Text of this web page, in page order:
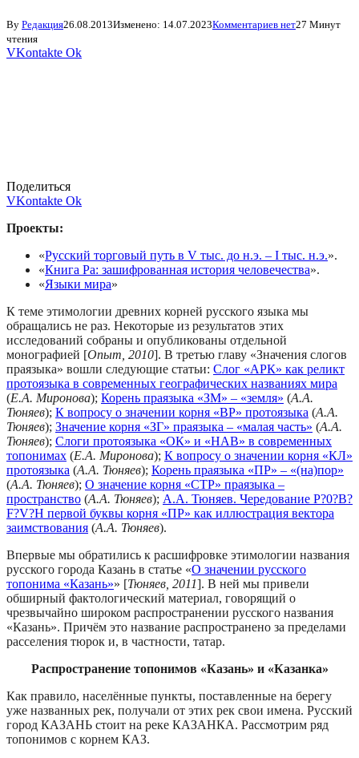
By Редакция26.08.2013Изменено: 14.07.2023Комментариев нет27 Минут
чтения
VKontakte Ok
Поделиться
VKontakte Ok
Проекты:
«Русский торговый путь в V тыс. до н.э. – I тыс. н.э.».
«Книга Ра: зашифрованная история человечества».
«Языки мира»
К теме этимологии древних корней русского языка мы
обращались не раз. Некоторые из результатов этих
исследований собраны и опубликованы отдельной
монографией [Опыт, 2010]. В третью главу «Значения слогов
праязыка» вошли следующие статьи: Слог «АРК» как реликт
протоязыка в современных географических названиях мира
(Е.А. Миронова); Корень праязыка «ЗМ» – «земля» (А.А.
Тюняев); К вопросу о значении корня «ВР» протоязыка (А.А.
Тюняев); Значение корня «ЗГ» праязыка – «малая часть» (А.А.
Тюняев); Слоги протоязыка «ОК» и «НАВ» в современных
топонимах (Е.А. Миронова); К вопросу о значении корня «КЛ»
протоязыка (А.А. Тюняев); Корень праязыка «ПР» – «(на)пор»
(А.А. Тюняев); О значение корня «СТР» праязыка –
пространство (А.А. Тюняев); А.А. Тюняев. Чередование P?0?B?
F?V?H первой буквы корня «ПР» как иллюстрация вектора
заимствования (А.А. Тюняев).
Впервые мы обратились к расшифровке этимологии названия
русского города Казань в статье «О значении русского
топонима «Казань»» [Тюняев, 2011]. В ней мы привели
обширный фактологический материал, говорящий о
чрезвычайно широком распространении русского названия
«Казань». Причём это название распространено за пределами
расселения тюрок и, в частности, татар.
Распространение топонимов «Казань» и «Казанка»
Как правило, населённые пункты, поставленные на берегу
уже названных рек, получали от этих рек свои имена. Русский
город КАЗАНЬ стоит на реке КАЗАНКА. Рассмотрим ряд
топонимов с корнем КАЗ.